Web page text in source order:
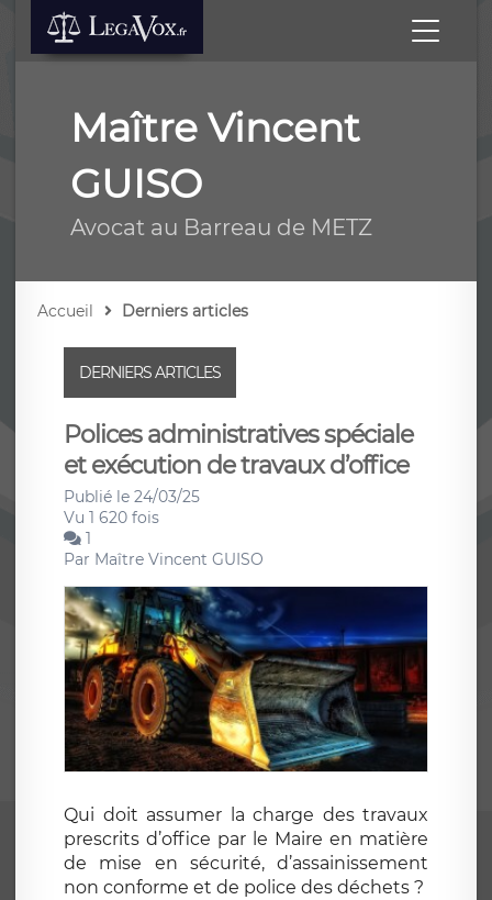
Maître Vincent
GUISO
Avocat au Barreau de METZ
Accueil Derniers articles
DERNIERS ARTICLES
Polices administratives spéciale
et exécution de travaux d’office
Publié le 24/03/25
Vu 1 620 fois
1
Par Maître Vincent GUISO
Qui doit assumer la charge des travaux
prescrits d’office par le Maire en matière
de mise en sécurité, d’assainissement
non conforme et de police des déchets ?